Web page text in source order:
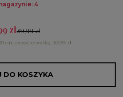
4
zł39,99 zł
dni przed obniżką: 39,99 zł
DO KOSZYKA